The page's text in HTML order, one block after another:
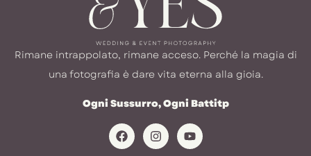
Rimane intrappolato, rimane acceso. Perché la magia di
una fotografia è dare vita eterna alla gioia.
Ogni Sussurro, Ogni Battitp